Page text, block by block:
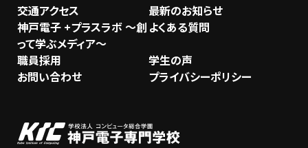
交通アクセス
最新のお知らせ
神戸電子 +プラスラボ ～創
って学ぶメディア～
よくある質問
職員採用
学生の声
お問い合わせ
プライバシーポリシー